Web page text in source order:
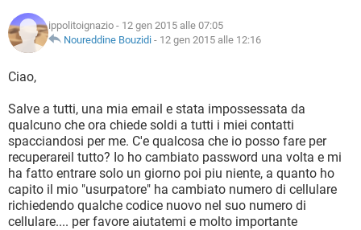
TIKTOK
HARDWARE
INSTAGRAM WHATSAPP
TIKTOK
HARDWARE
INTRATTENIMENTO
iOS WINDOWS 10
INSTAGRAM
HARDWARE
COVID-19 GAMING
INTRATTENIMENTO
iOS
INSTAGRAM WHATSAPP
TIKTOK FACEBOOK
HARDWARE
GLOSSARIO
COVID-19
iOS WINDOWS 10
INSTAGRAM
TIKTOK FACEBOOK
HARDWARE
ippolitoignazio - 12 gen 2015 alle 07:05
Noureddine Bouzidi - 12 gen 2015 alle 12:16
Ciao,
Salve a tutti, una mia email e stata impossessata da
qualcuno che ora chiede soldi a tutti i miei contatti
spacciandosi per me. C'e qualcosa che io posso fare per
recuperareil tutto? Io ho cambiato password una volta e mi
ha fatto entrare solo un giorno poi piu niente, a quanto ho
capito il mio "usurpatore" ha cambiato numero di cellulare
richiedendo qualche codice nuovo nel suo numero di
cellulare.... per favore aiutatemi e molto importante